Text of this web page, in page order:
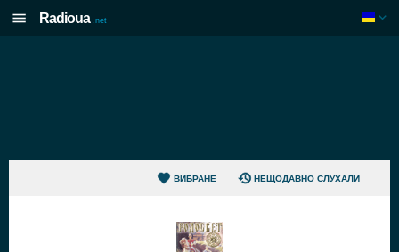
Radioua .net
ВИБРАНЕ НЕЩОДАВНО СЛУХАЛИ